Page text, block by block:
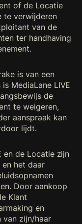
of de Locatie
te verwijderen
van de
ter handhaving
is van een
MediaLane LIVE
de
te weigeren,
aanspraak kan
lijdt.
en de Locatie zijn
het daar
Door aankoop
Klant
en
van zijn/haar